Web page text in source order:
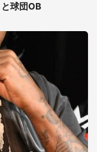
球団OB